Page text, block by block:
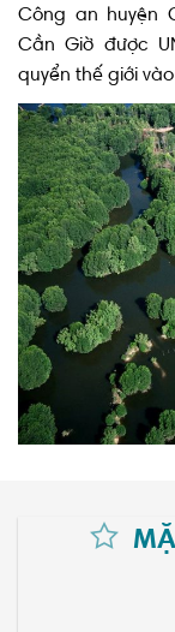
Cần Giờ được
quyển thế giới